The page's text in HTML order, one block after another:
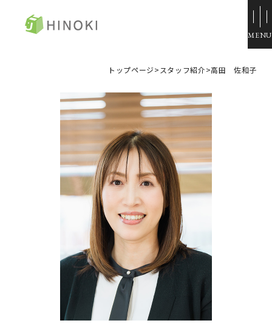
資料請求
イベント情報
施工例
コンフォート 間取一覧
コンフォート 設備・仕様一
展示場・モデルハウス
本社＆笹沖展示場
ハウジングモール倉敷
岡山支店
安江展示場
HINOラボ
来店・相談予約
イベント情報
建売・中古 物件情報
土地情報
土地無料査定
資料請求
トップページ> スタッフ紹介>高田 佐和子